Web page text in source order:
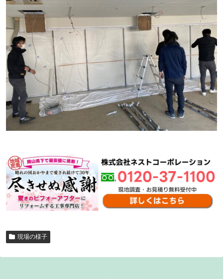
現場の様子